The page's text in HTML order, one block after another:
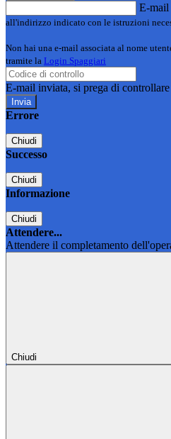
E-mail
all'indirizzo indicato con le istruzioni
Non hai una e-mail associata al nome
tramite la Login Spaggiari
E-mail inviata, si prega di
Errore
Chiudi
Successo
Chiudi
Informazione
Chiudi
Attendere...
Attendere il completamento
Chiudi